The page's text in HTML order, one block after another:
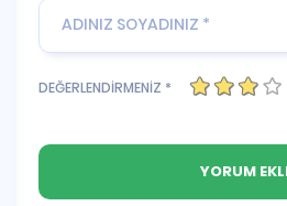
DEĞERLENDİRMENİZ *